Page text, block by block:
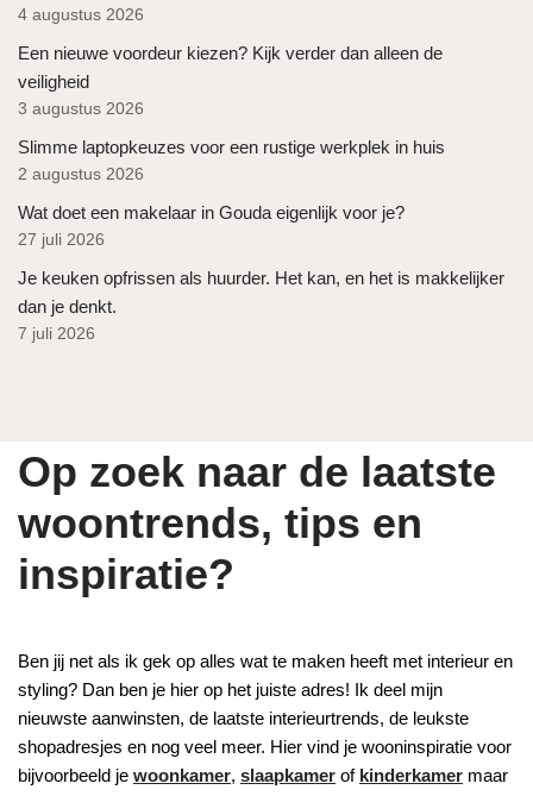
4 augustus 2026
Een nieuwe voordeur kiezen? Kijk verder dan alleen de
veiligheid
3 augustus 2026
Slimme laptopkeuzes voor een rustige werkplek in huis
2 augustus 2026
Wat doet een makelaar in Gouda eigenlijk voor je?
27 juli 2026
Je keuken opfrissen als huurder. Het kan, en het is makkelijker
dan je denkt.
7 juli 2026
Op zoek naar de laatste
woontrends, tips en
inspiratie?
Ben jij net als ik gek op alles wat te maken heeft met interieur en
styling? Dan ben je hier op het juiste adres! Ik deel mijn
nieuwste aanwinsten, de laatste interieurtrends, de leukste
shopadresjes en nog veel meer. Hier vind je wooninspiratie voor
bijvoorbeeld je woonkamer, slaapkamer of kinderkamer maar